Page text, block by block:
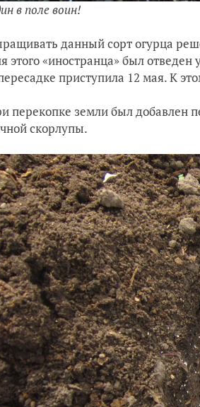
в поле воин!
данный сорт огурца
этого «иностранца» был
приступила 12 мая. К
перекопке земли был добавлен
скорлупы.